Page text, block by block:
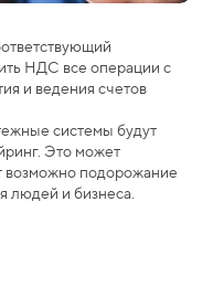
НДС все операции с
и ведения счетов
системы будут
Это может
возможно подорожание
людей и бизнеса.